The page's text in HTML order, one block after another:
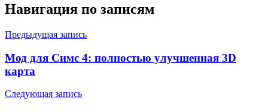
Навигация по записям
Предыдущая запись
Мод для Симс 4: полностью улучшенная 3D
карта
Следующая запись